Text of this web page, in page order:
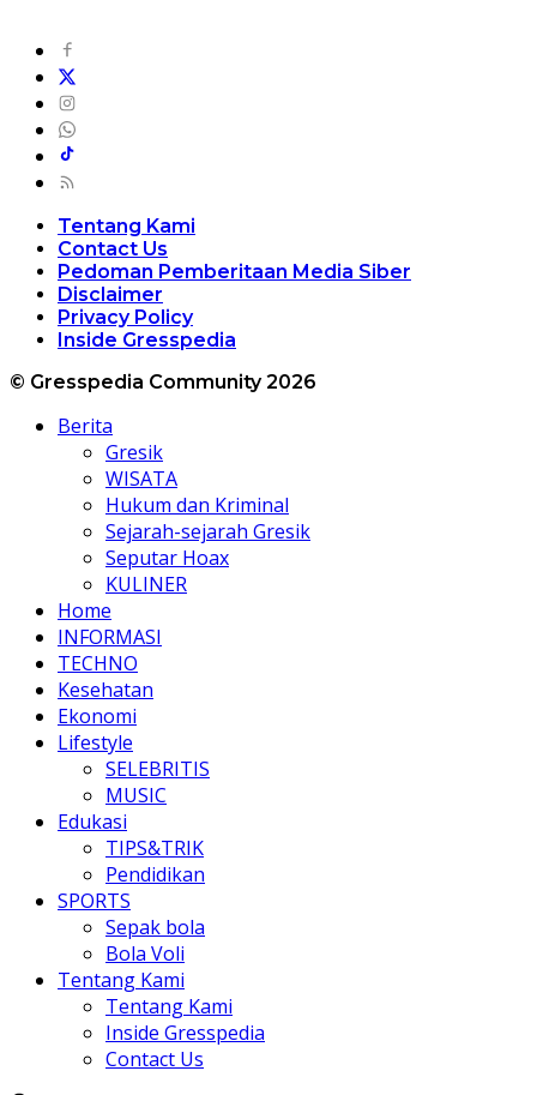
Tentang Kami
Contact Us
Pedoman Pemberitaan Media Siber
Disclaimer
Privacy Policy
Inside Gresspedia
© Gresspedia Community 2026
Berita
Gresik
WISATA
Hukum dan Kriminal
Sejarah-sejarah Gresik
Seputar Hoax
KULINER
Home
INFORMASI
TECHNO
Kesehatan
Ekonomi
Lifestyle
SELEBRITIS
MUSIC
Edukasi
TIPS&TRIK
Pendidikan
SPORTS
Sepak bola
Bola Voli
Tentang Kami
Tentang Kami
Inside Gresspedia
Contact Us